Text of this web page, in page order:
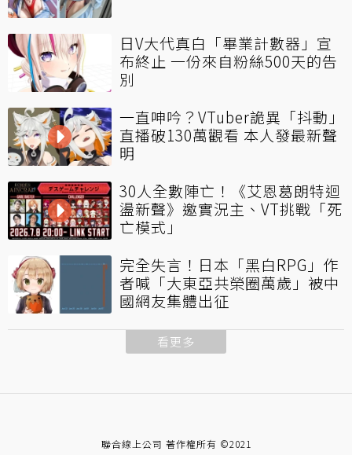
日V大代真白「畢業計數器」宣
布終止 一份來自粉絲500天的告
別
一直呻吟？VTuber詭異「抖動」
直播破130萬觀看 本人發最新聲
明
30人全數陣亡！《艾恩葛朗特迴
盪新聲》邀實況主、VT挑戰「死
亡模式」
完全失言！日本「黑白RPG」作
者喊「大東亞共榮圈萬歲」被中
國網友集體出征
看更多
聯合線上公司 著作權所有 ©2021